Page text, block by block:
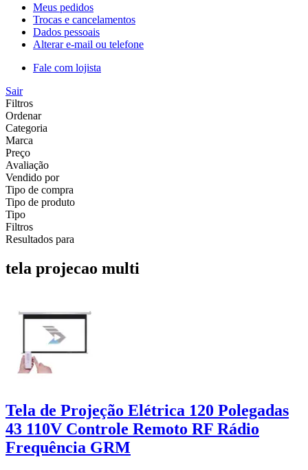
Meus pedidos
Trocas e cancelamentos
Dados pessoais
Alterar e-mail ou telefone
Fale com lojista
Sair
Filtros
Ordenar
Categoria
Marca
Preço
Avaliação
Vendido por
Tipo de compra
Tipo de produto
Tipo
Filtros
Resultados para
tela projecao multi
Tela de Projeção Elétrica 120 Polegadas
43 110V Controle Remoto RF Rádio
Frequência GRM